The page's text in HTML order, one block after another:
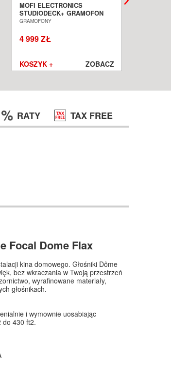
MOFI ELECTRONICS
STUDIODECK+ GRAMOFON
SALON POZNAŃ WROCŁAW
GRAMOFONY
4 999 ZŁ
KOSZYK + ZOBACZ
RATY TAX FREE
Focal Dome Flax
kina domowego. Głośniki Dôme
bez wkraczania w Twoją przestrzeń
wyrafinowane materiały,
głośnikach.
i wymownie uosabiając
do 430 ft2.